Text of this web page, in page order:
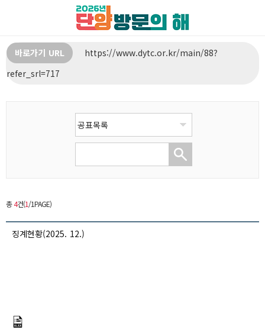
바로가기 URL
https://www.dytc.or.kr/main/88?
refer_srl=717
총4건(1/1PAGE)
징계현황(2025. 12.)